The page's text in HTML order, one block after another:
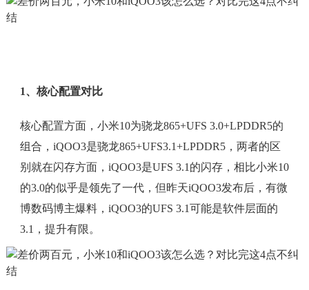
1、核心配置对比
核心配置方面，小米10为骁龙865+UFS 3.0+LPDDR5的
组合，iQOO3是骁龙865+UFS3.1+LPDDR5，两者的区
别就在闪存方面，iQOO3是UFS 3.1的闪存，相比小米10
的3.0的似乎是领先了一代，但昨天iQOO3发布后，有微
博数码博主爆料，iQOO3的UFS 3.1可能是软件层面的
3.1，提升有限。